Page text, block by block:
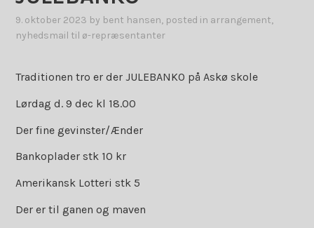
9. oktober 2023 by bent hansen, posted in arrangement,
nyhedsmail til ø-repræsentanter
Traditionen tro er der JULEBANKO på Askø skole
Lørdag d. 9 dec kl 18.00
Der fine gevinster/Ænder
Bankoplader stk 10 kr
Amerikansk Lotteri stk 5
Der er til ganen og maven